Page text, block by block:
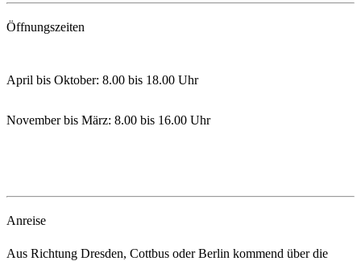
Öffnungszeiten
April bis Oktober: 8.00 bis 18.00 Uhr
November bis März: 8.00 bis 16.00 Uhr
Anreise
Aus Richtung Dresden, Cottbus oder Berlin kommend über die